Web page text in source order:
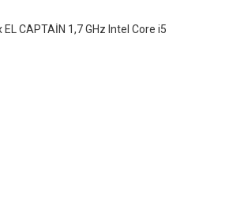
CAPTAİN 1,7 GHz Intel Core i5